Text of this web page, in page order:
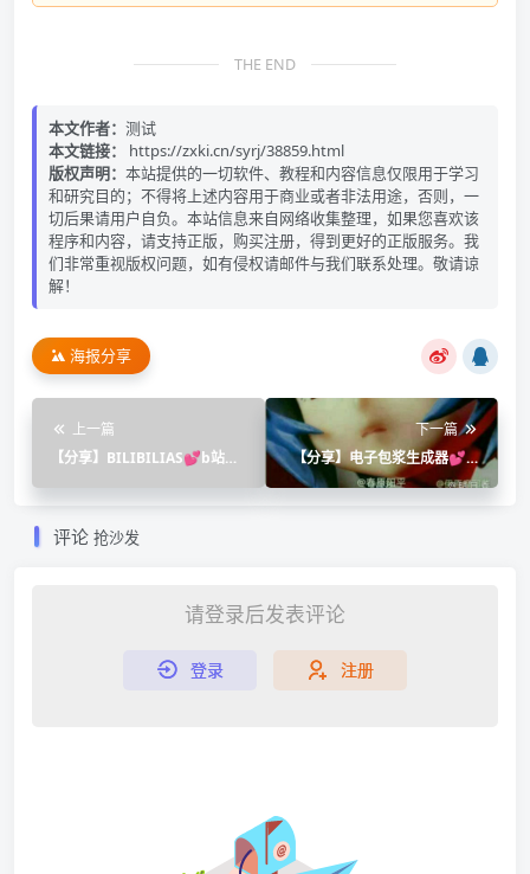
THE END
本文作者： 测试
本文链接：
https://zxki.cn/syrj/38859.html
版权声明： 本站提供的一切软件、教程和内容信息仅限用于学习
和研究目的；不得将上述内容用于商业或者非法用途，否则，一
切后果请用户自负。本站信息来自网络收集整理，如果您喜欢该
程序和内容，请支持正版，购买注册，得到更好的正版服务。我
们非常重视版权问题，如有侵权请邮件与我们联系处理。敬请谅
解！
海报分享
上一篇
【分享】BILIBILIAS💕b站视
下一篇
【分享】电子包浆生成器💕制
作老照片🔥免费❣️
评论 抢沙发
请登录后发表评论
登录 注册